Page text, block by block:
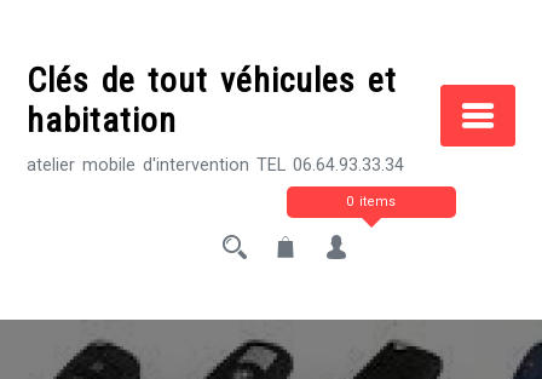
contentClés de tout véhicules et
habitation
atelier mobile d'intervention TEL 06.64.93.33.34
0 items